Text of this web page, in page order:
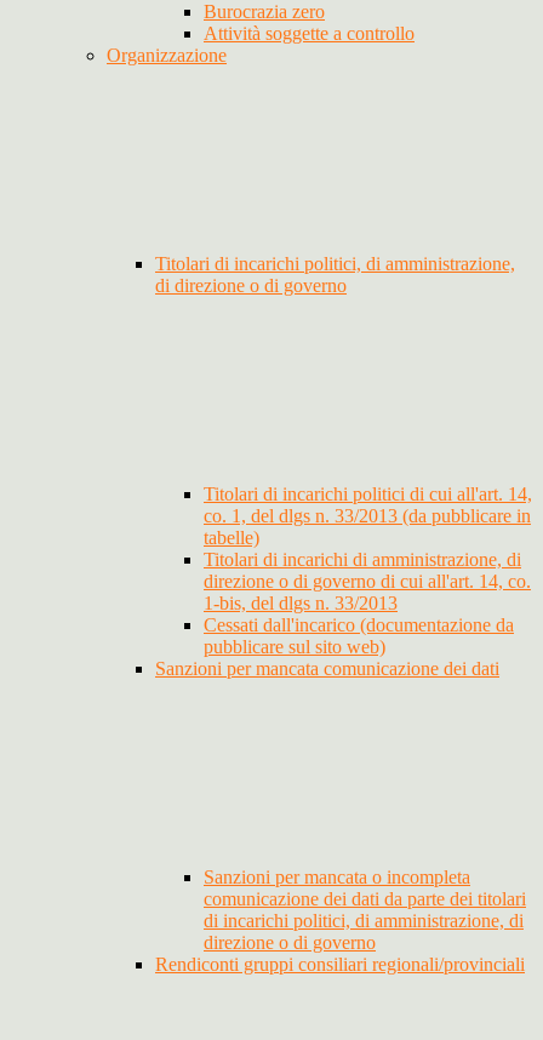
Burocrazia zero
Attività soggette a controllo
Organizzazione
Titolari di incarichi politici, di amministrazione,
di direzione o di governo
Titolari di incarichi politici di cui all'art. 14,
co. 1, del dlgs n. 33/2013 (da pubblicare in
tabelle)
Titolari di incarichi di amministrazione, di
direzione o di governo di cui all'art. 14, co.
1-bis, del dlgs n. 33/2013
Cessati dall'incarico (documentazione da
pubblicare sul sito web)
Sanzioni per mancata comunicazione dei dati
Sanzioni per mancata o incompleta
comunicazione dei dati da parte dei titolari
di incarichi politici, di amministrazione, di
direzione o di governo
Rendiconti gruppi consiliari regionali/provinciali